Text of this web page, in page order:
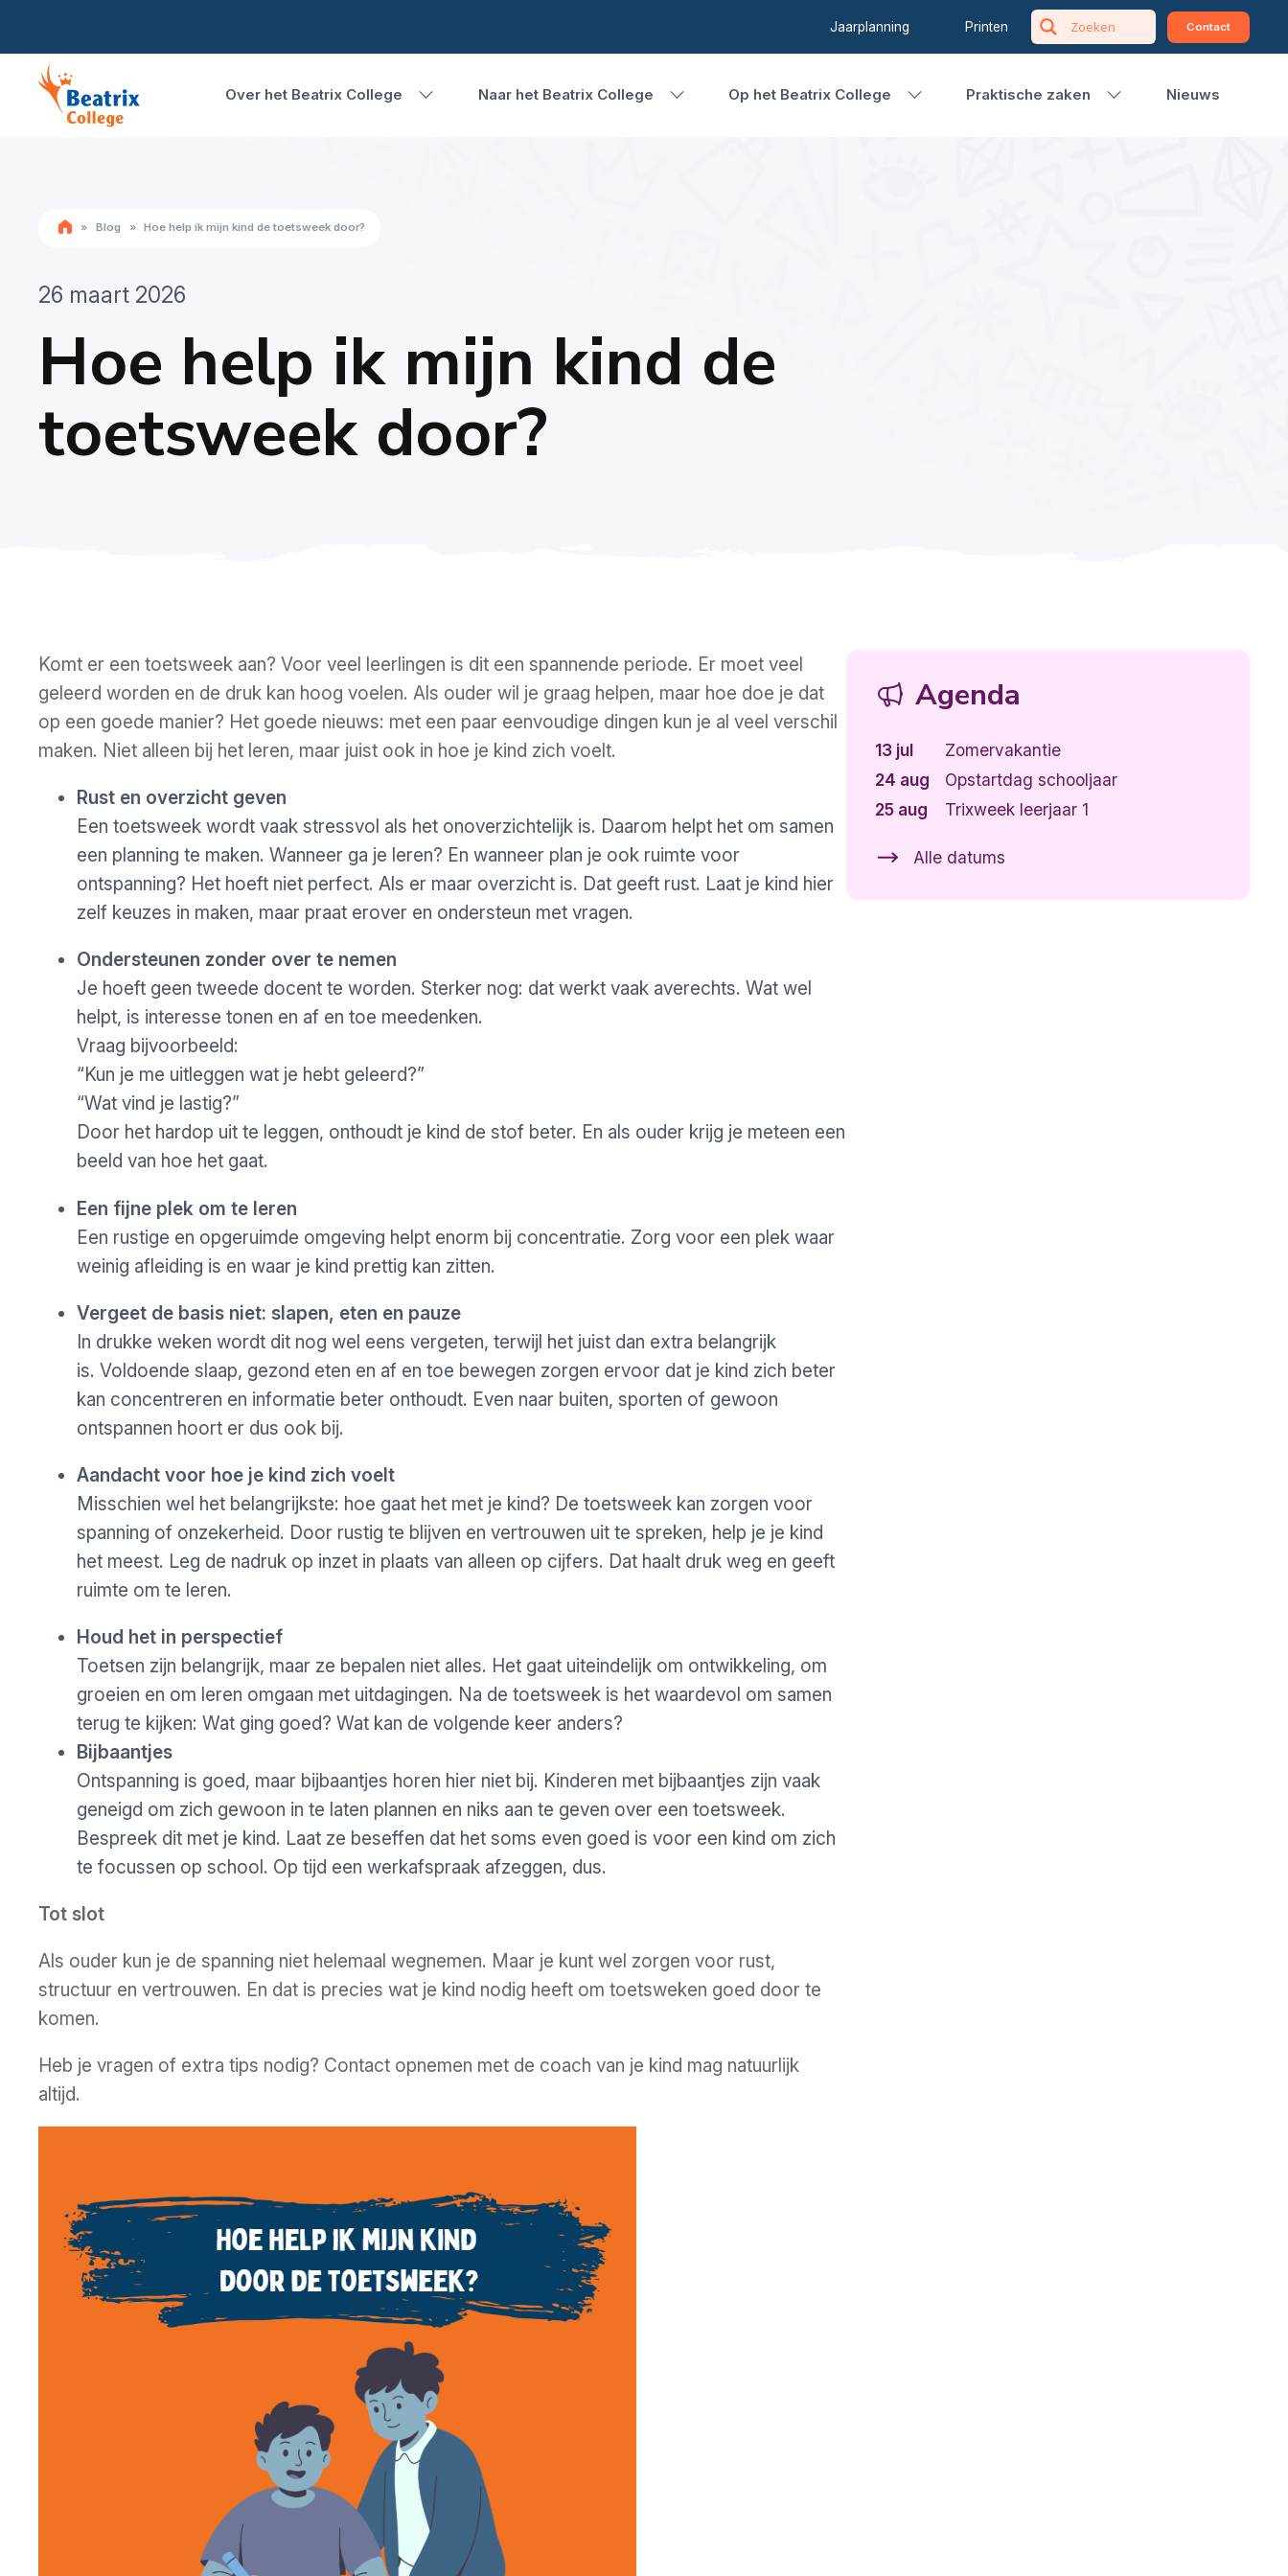
Jaarplanning Printen Contact
Over het Beatrix College Naar het Beatrix College Op het Beatrix College Praktische zaken Nieuws
» Blog » Hoe help ik mijn kind de toetsweek door?
26 maart 2026
Hoe help ik mijn kind de
toetsweek door?
Komt er een toetsweek aan? Voor veel leerlingen is dit een spannende periode. Er moet veel
geleerd worden en de druk kan hoog voelen. Als ouder wil je graag helpen, maar hoe doe je dat
op een goede manier? Het goede nieuws: met een paar eenvoudige dingen kun je al veel verschil
maken. Niet alleen bij het leren, maar juist ook in hoe je kind zich voelt.
Rust en overzicht geven
Een toetsweek wordt vaak stressvol als het onoverzichtelijk is. Daarom helpt het om samen
een planning te maken. Wanneer ga je leren? En wanneer plan je ook ruimte voor
ontspanning? Het hoeft niet perfect. Als er maar overzicht is. Dat geeft rust. Laat je kind hier
zelf keuzes in maken, maar praat erover en ondersteun met vragen.
Ondersteunen zonder over te nemen
Je hoeft geen tweede docent te worden. Sterker nog: dat werkt vaak averechts. Wat wel
helpt, is interesse tonen en af en toe meedenken.
Vraag bijvoorbeeld:
“Kun je me uitleggen wat je hebt geleerd?”
“Wat vind je lastig?”
Door het hardop uit te leggen, onthoudt je kind de stof beter. En als ouder krijg je meteen een
beeld van hoe het gaat.
Een fijne plek om te leren
Een rustige en opgeruimde omgeving helpt enorm bij concentratie. Zorg voor een plek waar
weinig afleiding is en waar je kind prettig kan zitten.
Vergeet de basis niet: slapen, eten en pauze
In drukke weken wordt dit nog wel eens vergeten, terwijl het juist dan extra belangrijk
is. Voldoende slaap, gezond eten en af en toe bewegen zorgen ervoor dat je kind zich beter
kan concentreren en informatie beter onthoudt. Even naar buiten, sporten of gewoon
ontspannen hoort er dus ook bij.
Aandacht voor hoe je kind zich voelt
Misschien wel het belangrijkste: hoe gaat het met je kind? De toetsweek kan zorgen voor
spanning of onzekerheid. Door rustig te blijven en vertrouwen uit te spreken, help je je kind
het meest. Leg de nadruk op inzet in plaats van alleen op cijfers. Dat haalt druk weg en geeft
ruimte om te leren.
Houd het in perspectief
Toetsen zijn belangrijk, maar ze bepalen niet alles. Het gaat uiteindelijk om ontwikkeling, om
groeien en om leren omgaan met uitdagingen. Na de toetsweek is het waardevol om samen
terug te kijken: Wat ging goed? Wat kan de volgende keer anders?
Bijbaantjes
Ontspanning is goed, maar bijbaantjes horen hier niet bij. Kinderen met bijbaantjes zijn vaak
geneigd om zich gewoon in te laten plannen en niks aan te geven over een toetsweek.
Bespreek dit met je kind. Laat ze beseffen dat het soms even goed is voor een kind om zich
te focussen op school. Op tijd een werkafspraak afzeggen, dus.
Tot slot
Als ouder kun je de spanning niet helemaal wegnemen. Maar je kunt wel zorgen voor rust,
structuur en vertrouwen. En dat is precies wat je kind nodig heeft om toetsweken goed door te
komen.
Heb je vragen of extra tips nodig? Contact opnemen met de coach van je kind mag natuurlijk
altijd.
Agenda
13 jul
Zomervakantie
24 aug
Opstartdag schooljaar
25 aug
Trixweek leerjaar 1
Alle datums